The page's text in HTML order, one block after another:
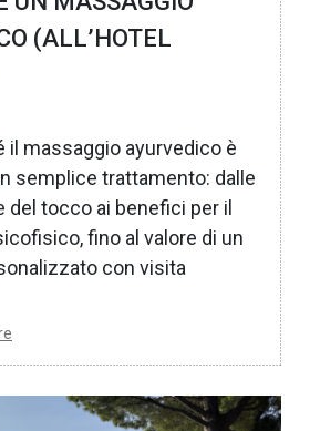
(ALL’HOTEL
il massaggio ayurvedico è
semplice trattamento: dalle
del tocco ai benefici per il
fino al valore di un
con visita